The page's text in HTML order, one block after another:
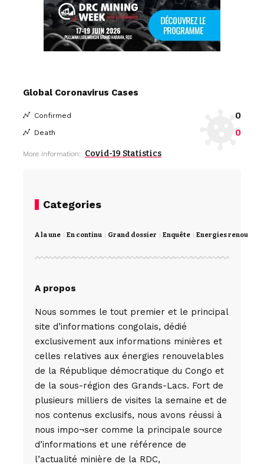
Global Coronavirus Cases
Confirmed 0
Death 0
More Information: Covid-19 Statistics
Categories
A la une En continu Grand dossier Enquête Energies
A propos
Nous sommes le tout premier et le principal
site d’informations congolais, dédié
exclusivement aux informations minières et
celles relatives aux énergies renouvelables
de la République démocratique du Congo et
de la sous-région des Grands-Lacs. Fort de
plusieurs milliers de visites la semaine et de
nos contenus exclusifs, nous avons réussi à
nous impo¬ser comme la principale source
d’informations et une référence de
l’actualité minière de la RDC,